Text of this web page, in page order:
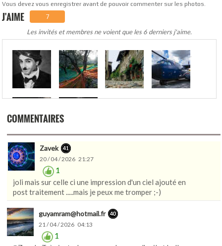
Vous devez vous enregistrer avant de pouvoir commenter sur les photos.
J'AIME 7
Les invités et membres ne voient que les 6 derniers j'aime.
.
COMMENTAIRES
Zavek
20 / 04 / 2026 21:27
1
joli mais sur celle ci une impression d'un ciel ajouté en
post traitement .....mais je peux me tromper ;-)
guyamram@hotmail.fr
21 / 04 / 2026 04:13
1